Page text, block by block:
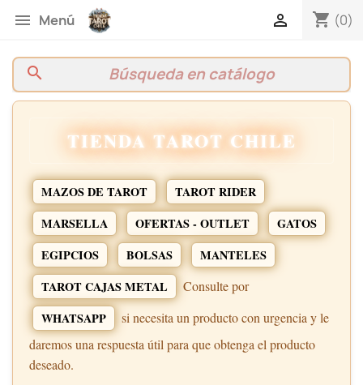
 Menú shopping_cart (0)

search
TIENDA TAROT CHILE
MAZOS DE TAROT
TAROT RIDER
MARSELLA
OFERTAS - OUTLET
GATOS
EGIPCIOS
BOLSAS
MANTELES
TAROT CAJAS METAL
Consulte por
WHATSAPP
si necesita un producto con urgencia y le
daremos una respuesta útil para que obtenga el producto
deseado.